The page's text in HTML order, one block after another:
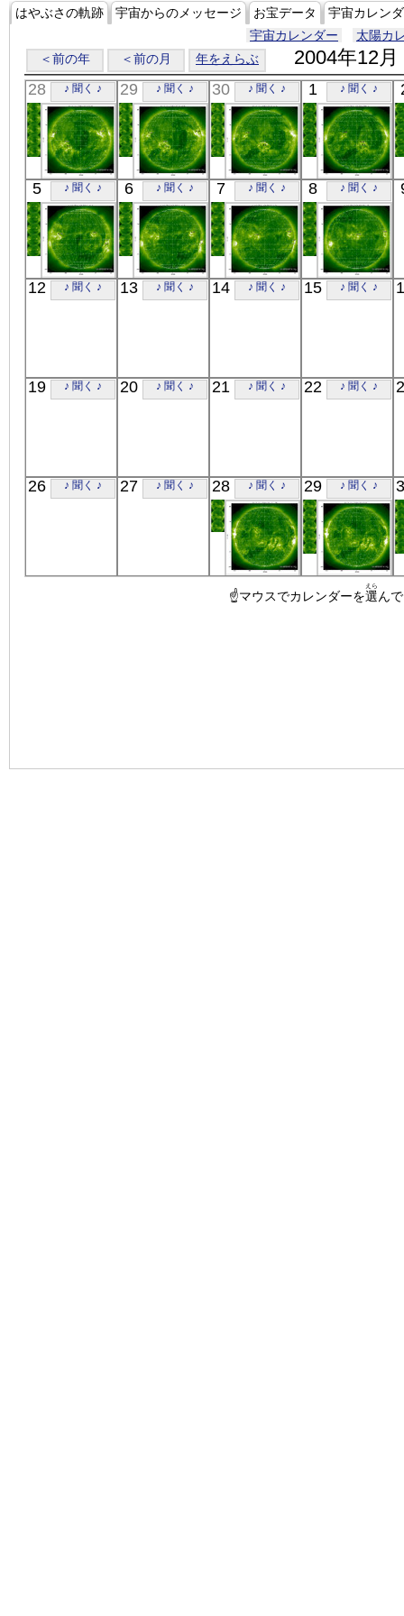
はやぶさの軌跡 宇宙からのメッセージ お宝データ
宇宙カレン
宇宙カレンダー
太陽カ
＜前の年
＜前の月 年をえらぶ 2004年12月
28 ♪ 聞く ♪
SOHO
00:36:01
極端紫外線
29 ♪ 聞く ♪
SOHO
00:11:56
極端紫外線
30 ♪ 聞く ♪
SOHO
03:11:53
極端紫外線
1 ♪ 聞く ♪
SOHO
03:36:00
極端紫外線
5 ♪ 聞く ♪
SOHO
00:11:32
6 ♪ 聞く ♪
SOHO
00:11:25
7 ♪ 聞く ♪
SOHO
05:12:23
8 ♪ 聞く ♪
SOHO
06:47:21
12 ♪ 聞く ♪ 13 ♪ 聞く ♪ 14 ♪ 聞く ♪ 15 ♪ 聞く ♪
19 ♪ 聞く ♪ 20 ♪ 聞く ♪ 21 ♪ 聞く ♪ 22 ♪ 聞く ♪
26 ♪ 聞く ♪ 27 ♪ 聞く ♪ 28 ♪ 聞く ♪
22:31:47
29 ♪ 聞く ♪
SOHO
00:15:06
☝マウスでカレンダーを選
えら
ん